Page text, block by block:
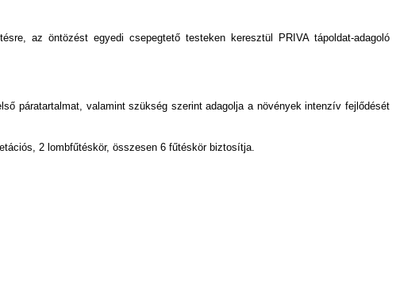
az öntözést egyedi csepegtető testeken keresztül PRIVA tápoldat-adagoló
páratartalmat, valamint szükség szerint adagolja a növények intenzív fejlődését
2 lombfűtéskör, összesen 6 fűtéskör biztosítja.